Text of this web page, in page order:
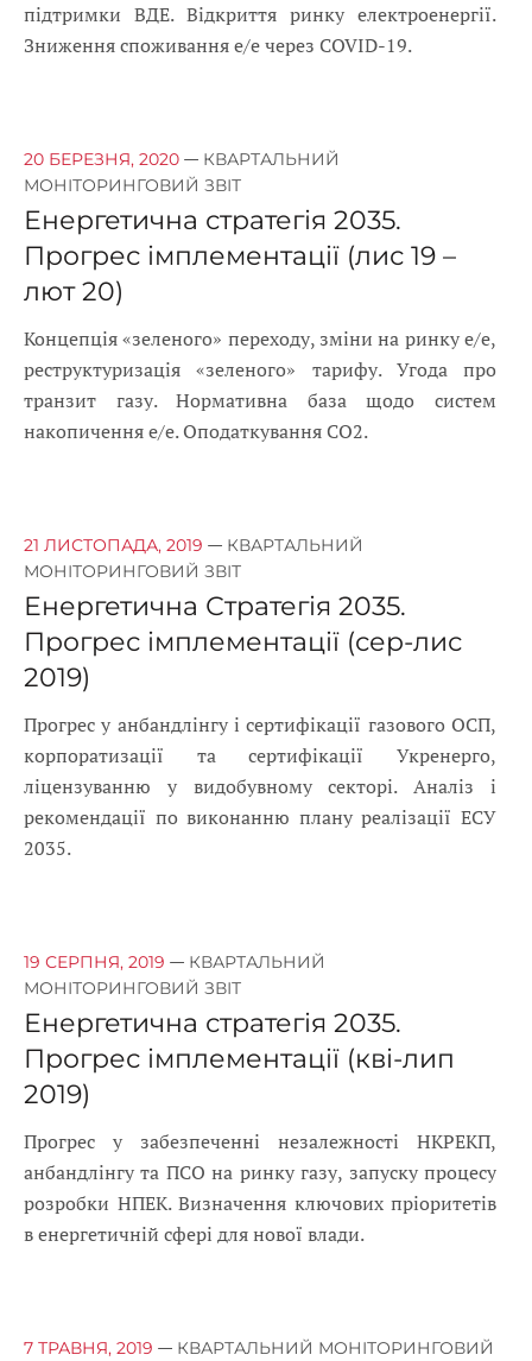
підтримки ВДЕ. Відкриття ринку електроенергії.
Зниження споживання е/е через COVID-19.
20 БЕРЕЗНЯ, 2020 — КВАРТАЛЬНИЙ
МОНІТОРИНГОВИЙ ЗВІТ
Енергетична стратегія 2035.
Прогрес імплементації (лис 19 –
лют 20)
Концепція «зеленого» переходу, зміни на ринку е/е,
реструктуризація «зеленого» тарифу. Угода про
транзит газу. Нормативна база щодо систем
накопичення е/е. Оподаткування СО2.
21 ЛИСТОПАДА, 2019 — КВАРТАЛЬНИЙ
МОНІТОРИНГОВИЙ ЗВІТ
Енергетична Стратегія 2035.
Прогрес імплементації (сер-лис
2019)
Прогрес у анбандлінгу і сертифікації газового ОСП,
корпоратизації та сертифікації Укренерго,
ліцензуванню у видобувному секторі. Аналіз і
рекомендації по виконанню плану реалізації ЕСУ
2035.
19 СЕРПНЯ, 2019 — КВАРТАЛЬНИЙ
МОНІТОРИНГОВИЙ ЗВІТ
Енергетична стратегія 2035.
Прогрес імплементації (кві-лип
2019)
Прогрес у забезпеченні незалежності НКРЕКП,
анбандлінгу та ПСО на ринку газу, запуску процесу
розробки НПЕК. Визначення ключових пріоритетів
в енергетичній сфері для нової влади.
7 ТРАВНЯ, 2019 — КВАРТАЛЬНИЙ МОНІТОРИНГОВИЙ